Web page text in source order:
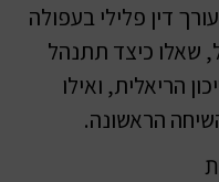
דין פלילי בעפולה
שאלו כיצד תתנהל
הריאלית, ואילו
הראשונה.